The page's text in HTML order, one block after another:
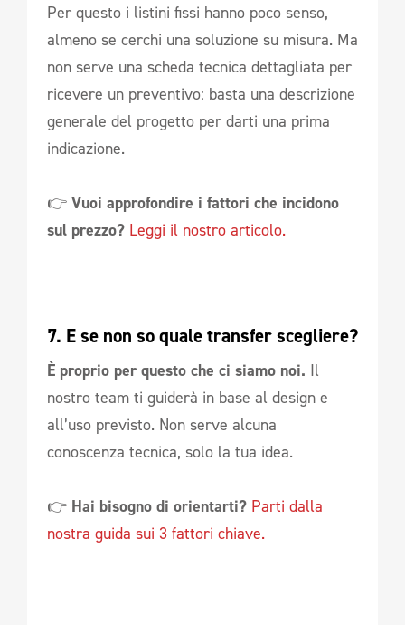
Per questo i listini fissi hanno poco senso,
almeno se cerchi una soluzione su misura. Ma
non serve una scheda tecnica dettagliata per
ricevere un preventivo: basta una descrizione
generale del progetto per darti una prima
indicazione.
👉 Vuoi approfondire i fattori che incidono
sul prezzo? Leggi il nostro articolo.
7. E se non so quale transfer scegliere?
È proprio per questo che ci siamo noi. Il
nostro team ti guiderà in base al design e
all’uso previsto. Non serve alcuna
conoscenza tecnica, solo la tua idea.
👉 Hai bisogno di orientarti? Parti dalla
nostra guida sui 3 fattori chiave.